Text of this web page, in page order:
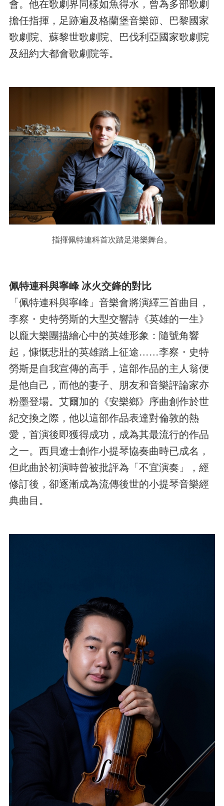
會。他在歌劇界同樣如魚得水，曾為多部歌劇
擔任指揮，足跡遍及格蘭堡音樂節、巴黎國家
歌劇院、蘇黎世歌劇院、巴伐利亞國家歌劇院
及紐約大都會歌劇院等。
指揮佩特連科首次踏足港樂舞台。
佩特連科與寧峰 冰火交鋒的對比
「佩特連科與寧峰」音樂會將演繹三首曲目，
李察・史特勞斯的大型交響詩《英雄的一生》
以龐大樂團描繪心中的英雄形象：隨號角響
起，慷慨悲壯的英雄踏上征途……李察・史特
勞斯是自我宣傳的高手，這部作品的主人翁便
是他自己，而他的妻子、朋友和音樂評論家亦
粉墨登場。艾爾加的《安樂鄉》序曲創作於世
紀交換之際，他以這部作品表達對倫敦的熱
愛，首演後即獲得成功，成為其最流行的作品
之一。西貝遼士創作小提琴協奏曲時已成名，
但此曲於初演時曾被批評為「不宜演奏」，經
修訂後，卻逐漸成為流傳後世的小提琴音樂經
典曲目。